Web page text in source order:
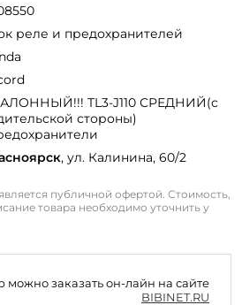
реле и предохранителей
TL3-J110 СРЕДНИЙ(с
стороны)
, ул. Калинина, 60/2
публичной офертой. Стоимость,
товара необходимо уточнить у
можно заказать он-лайн на сайте
BIBINET.RU